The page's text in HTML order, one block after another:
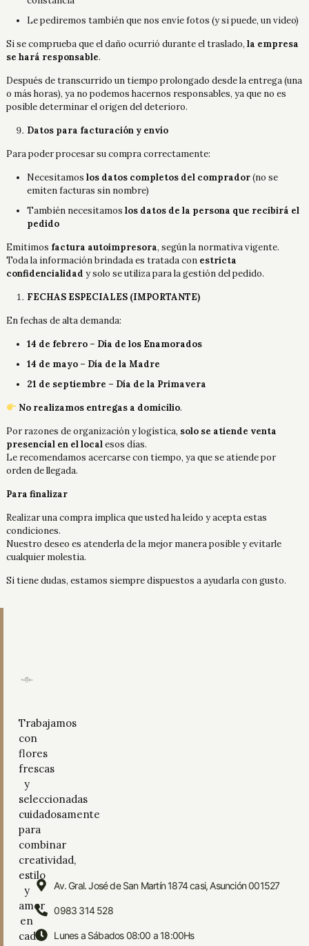
Le pediremos también que nos envíe fotos (y si puede, un video)
Si se comprueba que el daño ocurrió durante el traslado,la empresa
se hará responsable.
Después de transcurrido un tiempo prolongado desde la entrega (una
o más horas), ya no podemos hacernos responsables, ya que no es
posible determinar el origen del deterioro.
Datos para facturación y envío
Para poder procesar su compra correctamente:
Necesitamoslos datos completos del comprador(no se
emiten facturas sin nombre)
También necesitamoslos datos de la persona que recibirá el
pedido
Emitimos factura autoimpresora, según la normativa vigente.
Toda la información brindada es tratada con estricta
confidencialidad y solo se utiliza para la gestión del pedido.
FECHAS ESPECIALES (IMPORTANTE)
En fechas de alta demanda:
14 de febrero – Día de los Enamorados
14 de mayo – Día de la Madre
21 de septiembre – Día de la Primavera
No realizamos entregas a domicilio.
Por razones de organización y logística, solo se atiende venta
presencial en el localesos días.
Le recomendamos acercarse con tiempo, ya que se atiende por
orden de llegada.
Para finalizar
Realizar una compra implica que usted ha leído y acepta estas
condiciones.
Nuestro deseo es atenderla de la mejor manera posible y evitarle
cualquier molestia.
Si tiene dudas, estamos siempre dispuestos a ayudarla con gusto.
Trabajamos
con
flores
frescas
y
seleccionadas
cuidadosamente
para
combinar
creatividad,
estilo
y
amor
en
cada
Av. Gral. José de San Martín 1874 casi, Asunción 001527
0983 314 528
Lunes a Sábados 08:00 a 18:00Hs